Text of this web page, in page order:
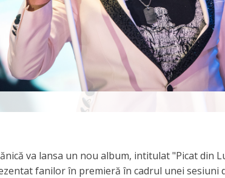
va lansa un nou album, intitulat "Picat din
fanilor în premieră în cadrul unei sesiuni